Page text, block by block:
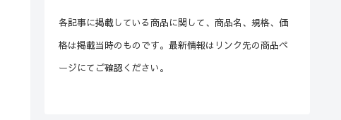
各記事に掲載している商品に関して、商品名、規格、価
格は掲載当時のものです。最新情報はリンク先の商品ペ
ージにてご確認ください。